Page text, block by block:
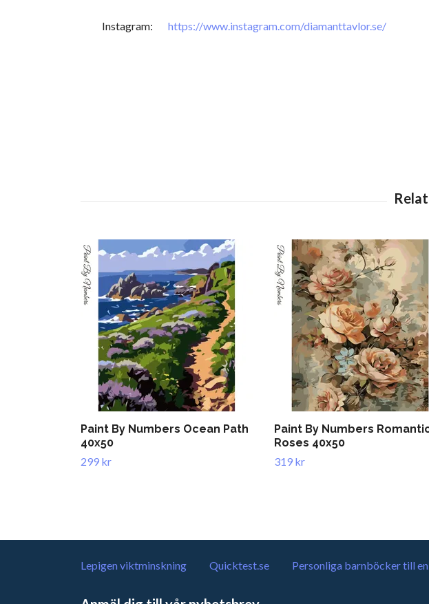
Instagram: https://www.instagram.com/diamanttavlor.se/
Paint By Numbers Ocean Path
40x50
299 kr
Paint By Numbers
Roses 40x50
319 kr
Lepigen viktminskning Quicktest.se Personliga barnböcker till